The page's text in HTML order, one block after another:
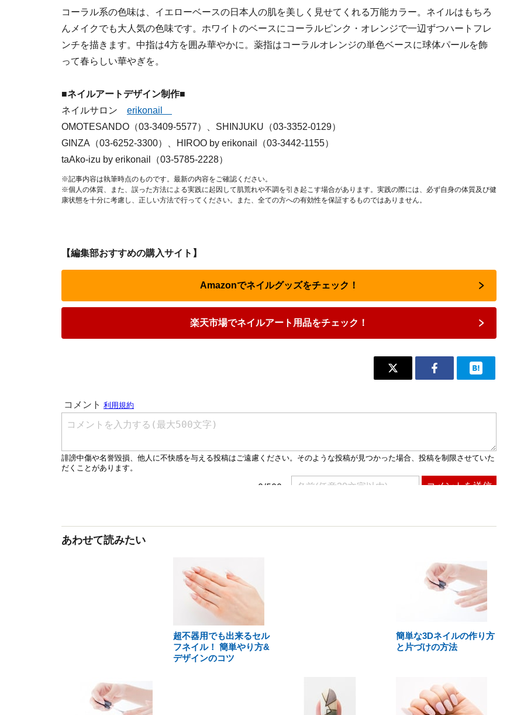
コーラル系の色味は、イエローベースの日本人の肌を美しく見せてくれる万能カラー。ネイルはもちろ
んメイクでも大人気の色味です。ホワイトのベースにコーラルピンク・オレンジで一辺ずつハートフレ
ンチを描きます。中指は4方を囲み華やかに。薬指はコーラルオレンジの単色ベースに球体パールを飾
って春らしい華やぎを。
■ネイルアートデザイン制作■
ネイルサロン erikonail
OMOTESANDO（03-3409-5577）、SHINJUKU（03-3352-0129）
GINZA（03-6252-3300）、HIROO by erikonail（03-3442-1155）
taAko-izu by erikonail（03-5785-2228）
※記事内容は執筆時点のものです。最新の内容をご確認ください。
※個人の体質、また、誤った方法による実践に起因して肌荒れや不調を引き起こす場合があります。実践の際には、必ず自身の体質及び健
康状態を十分に考慮し、正しい方法で行ってください。また、全ての方への有効性を保証するものではありません。
【編集部おすすめの購入サイト】
Amazonでネイルグッズをチェック！
楽天市場でネイルアート用品をチェック！
あわせて読みたい
超不器用でも出来るセル
フネイル！ 簡単やり方&
デザインのコツ
簡単な3Dネイルの作り方
と片づけの方法